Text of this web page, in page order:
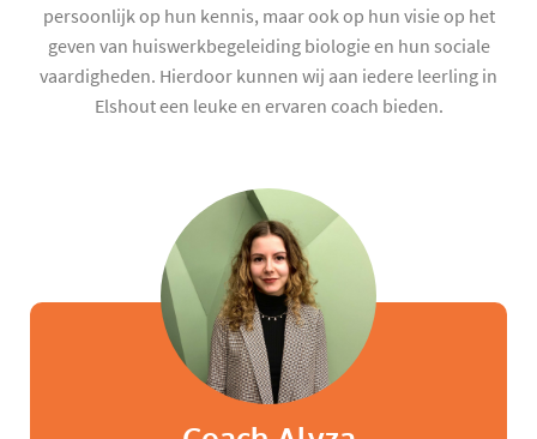
persoonlijk op hun kennis, maar ook op hun visie op het
geven van huiswerkbegeleiding biologie en hun sociale
vaardigheden. Hierdoor kunnen wij aan iedere leerling in
Elshout een leuke en ervaren coach bieden.